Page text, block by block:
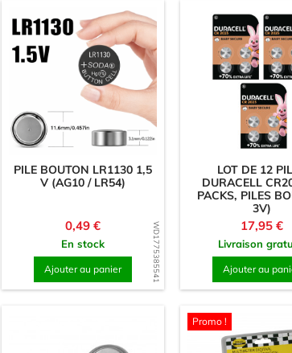
Hémisphères
La boîte pour enfants de Woody
Liège
Ornements & Sculptures sur bois
Aimants
Carré/Rectangle
Crochets magnétiques
WD1775385541
PILE BOUTON LR1130 1,5
V (AG10 / LR54)
Prix
0,49 €
En stock
Ajouter au panier
LOT DE 12
DURACELL
PACKS, PILES
3V)
Prix
17,95 €
Livraison
Ajouter au
Promo !